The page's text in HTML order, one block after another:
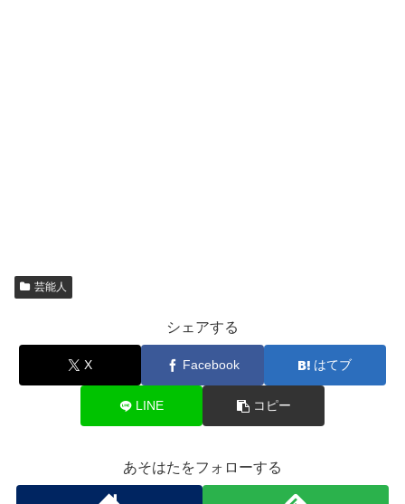
芸能人
シェアする
X Facebook はてブ
LINE コピー
あそはたをフォローする